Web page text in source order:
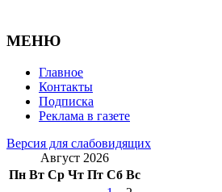
МЕНЮ
Главное
Контакты
Подписка
Реклама в газете
Версия для слабовидящих
Август 2026
Пн Вт Ср Чт Пт Сб Вс